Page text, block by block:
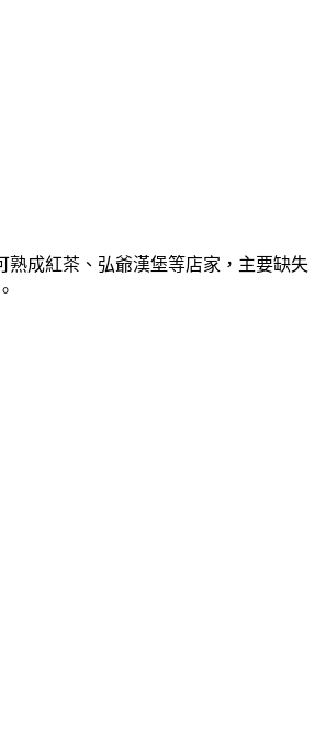
熟成紅茶、弘爺漢堡等店家，主要缺失